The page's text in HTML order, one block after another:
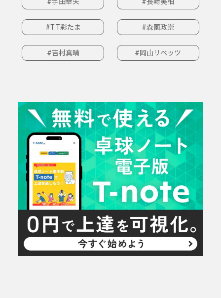
#T.T彩たま #森薗政崇
#吉村真晴 #岡山リベッツ